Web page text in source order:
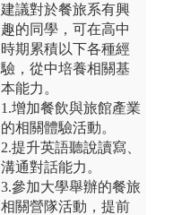
建議對於餐旅系有興
趣的同學，可在高中
時期累積以下各種經
驗，從中培養相關基
本能力。
1.增加餐飲與旅館產業
的相關體驗活動。
2.提升英語聽說讀寫、
溝通對話能力。
3.參加大學舉辦的餐旅
相關營隊活動，提前